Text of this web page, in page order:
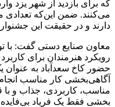
که برای بازدید از شهر یزد
می‌کنند. ضمن این‌که تعدادی
دارند و در حقیقت این
معاون صنایع‌ دستی گفت: با
رویکرد هنرمندان برای
حضور کاخ سعدآباد به عنوان
آگاهی‌بخشی کار مناسب
مناسب، کاربردی، جذاب و
بخشی فقط یک فریاد